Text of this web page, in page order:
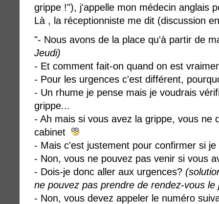
grippe !"), j'appelle mon médecin anglais
Là , la réceptionniste me dit (discussion
"- Nous avons de la place qu'à partir de
Jeudi)
- Et comment fait-on quand on est
- Pour les urgences c'est différent,
- Un rhume je pense mais je voudrais
grippe...
- Ah mais si vous avez la grippe, vous ne
cabinet
- Mais c'est justement pour confirmer si
- Non, vous ne pouvez pas venir si vous
- Dois-je donc aller aux urgences?
ne pouvez pas prendre de rendez-vous le
- Non, vous devez appeler le numéro